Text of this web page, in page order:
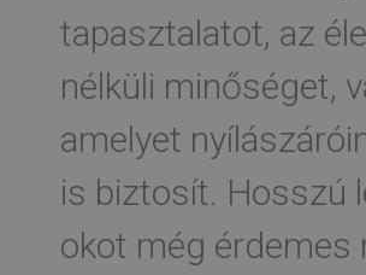
tapasztalatot, az
nélküli minőséget,
amelyet
is biztosít. Hosszú
okot még érdemes